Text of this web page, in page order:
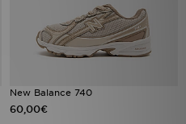
New Balance 740
60,00€